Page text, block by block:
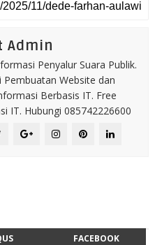
Admin
Penyalur Suara Publik.
Pembuatan Website dan
Berbasis IT. Free
IT. Hubungi 085742226600
FACEBOOK